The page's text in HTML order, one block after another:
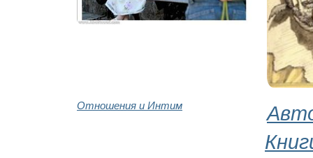
Отношения и Интим